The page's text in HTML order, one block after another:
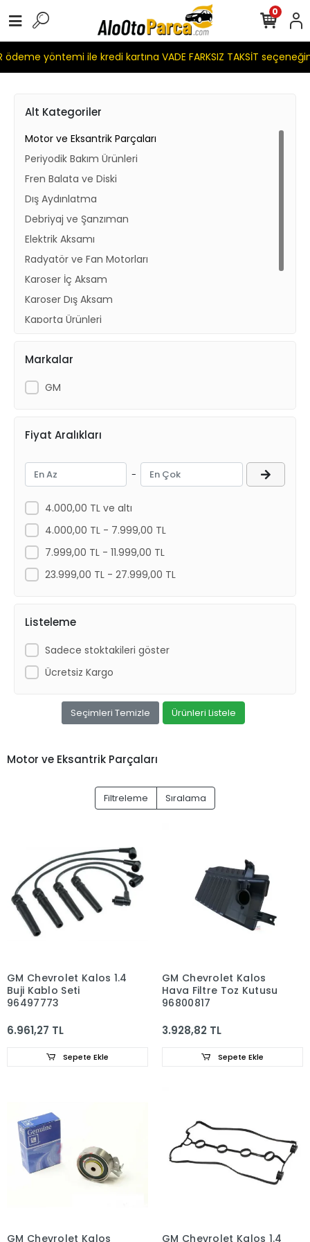
ödeme yöntemi ile kredi kartına VADE FARKSIZ TAKSİT
0
Alt Kategoriler
Motor ve Eksantrik Parçaları
Periyodik Bakım Ürünleri
Fren Balata ve Diski
Dış Aydınlatma
Debriyaj ve Şanzıman
Elektrik Aksamı
Radyatör ve Fan Motorları
Karoser İç Aksam
Karoser Dış Aksam
Kaporta Ürünleri
Ön Takım ve Süspansiyon
Aksesuar
Markalar
GM
Fiyat Aralıkları
-
4.000,00 TL ve altı
4.000,00 TL - 7.999,00 TL
7.999,00 TL - 11.999,00 TL
23.999,00 TL - 27.999,00 TL
Listeleme
Sadece stoktakileri göster
Ücretsiz Kargo
Seçimleri Temizle Ürünleri Listele
Motor ve Eksantrik Parçaları
Filtreleme Sıralama
GM Chevrolet Kalos 1.4
Buji Kablo Seti
96497773
6.961,27 TL
Sepete Ekle
GM Chevrolet Kalos
Hava Filtre Toz Kutusu
96800817
3.928,82 TL
Sepete Ekle
GM Chevrolet Kalos GM Chevrolet Kalos 1.4